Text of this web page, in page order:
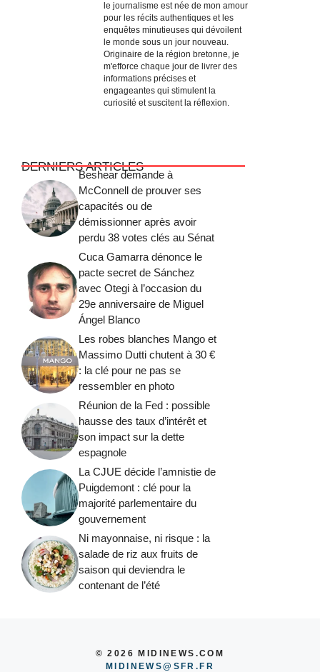
le journalisme est née de mon amour
pour les récits authentiques et les
enquêtes minutieuses qui dévoilent
le monde sous un jour nouveau.
Originaire de la région bretonne, je
m'efforce chaque jour de livrer des
informations précises et
engageantes qui stimulent la
curiosité et suscitent la réflexion.
DERNIERS ARTICLES
Beshear demande à
McConnell de prouver ses
capacités ou de
démissionner après avoir
perdu 38 votes clés au Sénat
Cuca Gamarra dénonce le
pacte secret de Sánchez
avec Otegi à l’occasion du
29e anniversaire de Miguel
Ángel Blanco
Les robes blanches Mango et
Massimo Dutti chutent à 30 €
: la clé pour ne pas se
ressembler en photo
Réunion de la Fed : possible
hausse des taux d’intérêt et
son impact sur la dette
espagnole
La CJUE décide l’amnistie de
Puigdemont : clé pour la
majorité parlementaire du
gouvernement
Ni mayonnaise, ni risque : la
salade de riz aux fruits de
saison qui deviendra le
contenant de l’été
© 2026 MIDINEWS.COM
MIDINEWS@SFR.FR